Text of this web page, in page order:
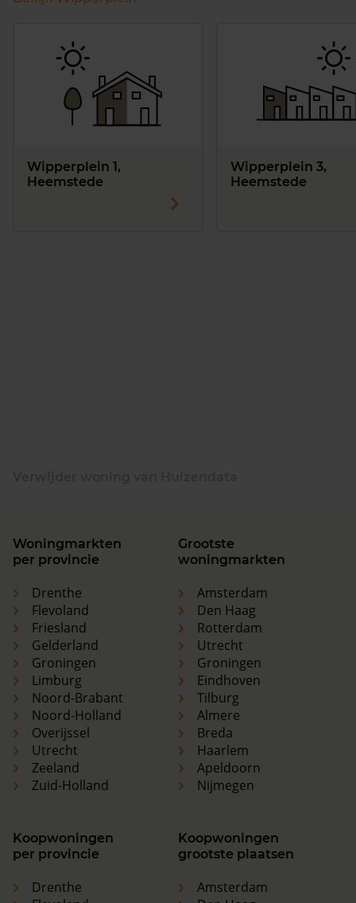
Wipperplein 1,
Heemstede
Wipperplein 3,
Heemstede
Woningmarkten
per provincie
Drenthe
Flevoland
Friesland
Gelderland
Groningen
Limburg
Noord-Brabant
Noord-Holland
Overijssel
Utrecht
Zeeland
Zuid-Holland
Grootste
woningmarkten
Amsterdam
Den Haag
Rotterdam
Utrecht
Groningen
Eindhoven
Tilburg
Almere
Breda
Haarlem
Apeldoorn
Nijmegen
Koopwoningen
per provincie
Drenthe
Koopwoningen
grootste plaatsen
Amsterdam